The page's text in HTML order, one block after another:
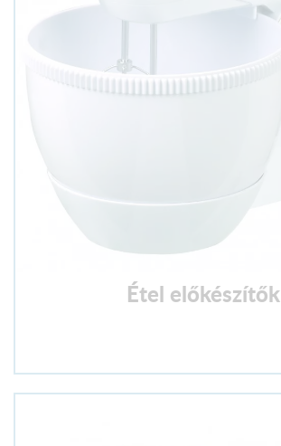
Étel előkészítők